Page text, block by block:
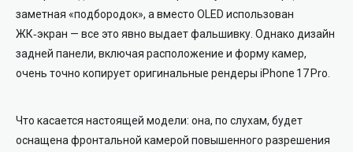
заметная «подбородок», а вместо OLED использован
ЖК‑экран — все это явно выдает фальшивку. Однако дизайн
задней панели, включая расположение и форму камер,
очень точно копирует оригинальные рендеры iPhone 17 Pro.
Что касается настоящей модели: она, по слухам, будет
оснащена фронтальной камерой повышенного разрешения